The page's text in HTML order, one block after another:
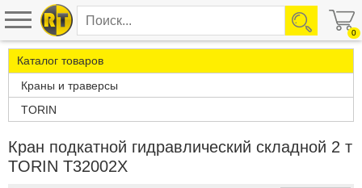
0
Каталог товаров
Краны и траверсы
TORIN
Кран подкатной гидравлический складной 2 т
TORIN T32002X